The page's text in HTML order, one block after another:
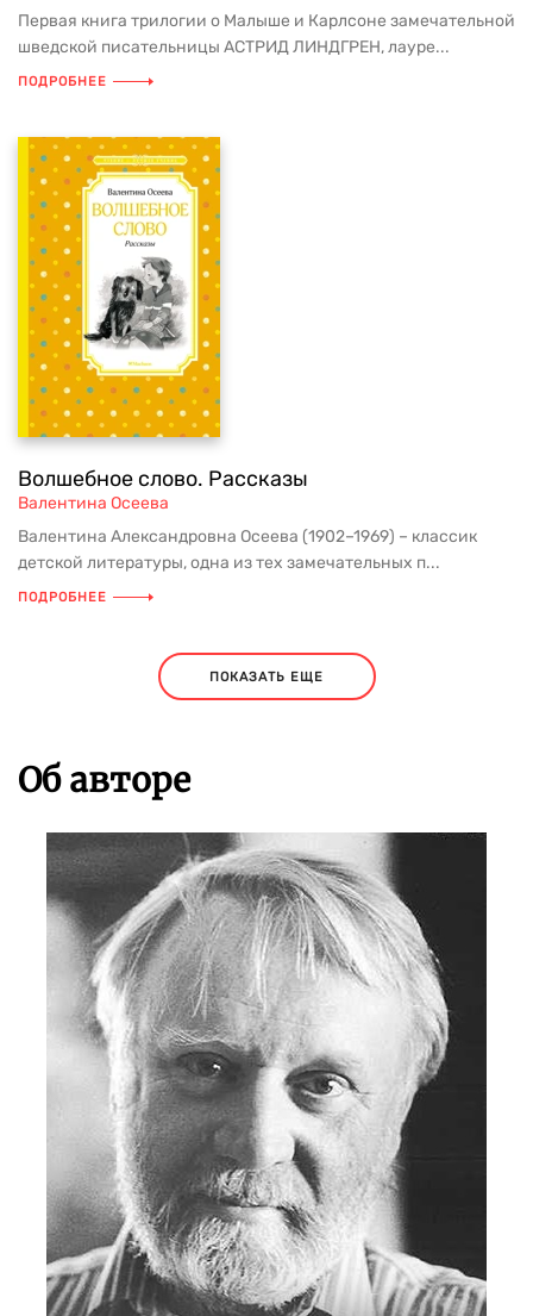
Первая книга трилогии о Малыше и Карлсоне замечательной
шведской писательницы АСТРИД ЛИНДГРЕН, лауре...
ПОДРОБНЕЕ
Волшебное слово. Рассказы
Валентина Осеева
Валентина Александровна Осеева (1902–1969) – классик
детской литературы, одна из тех замечательных п...
ПОДРОБНЕЕ
ПОКАЗАТЬ ЕЩЕ
Об авторе